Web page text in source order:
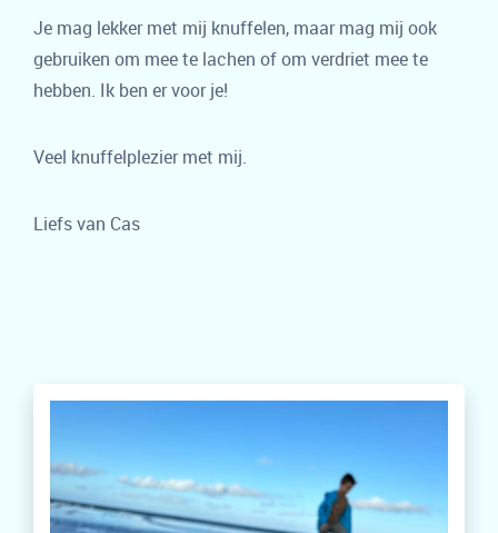
Je mag lekker met mij knuffelen, maar mag mij ook
gebruiken om mee te lachen of om verdriet mee te
hebben. Ik ben er voor je!
Veel knuffelplezier met mij.
Liefs van Cas